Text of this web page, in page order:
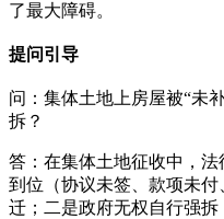
了最大障碍。
提问引导
问：集体土地上房屋被“未
拆？
答：在集体土地征收中，
到位（协议未签、款项未
迁；二是政府无权自行强拆